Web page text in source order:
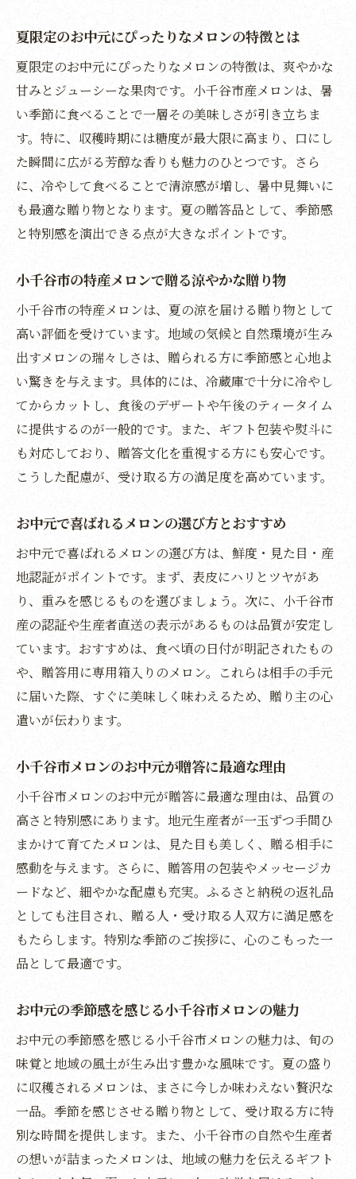
品とは
メロン以外のお中元に最適な小千谷市特産
品紹介
小千谷市の伝統と季節感が光るお中元ギフ
ト
小千谷市の人気メロンが涼やかな贈り物に
お中元で注目される小千谷市メロンの美味
しさ
小千谷市の人気メロンを贈るメリットと魅
夏のお中元に最適な小千谷市メロンの旬情
報
小千谷市メロンはお中元にどんな相手にも
喜ばれる
お中元ギフトに選ばれる小千谷市メロンの
秘密
地域限定メロンで贈るお中元の新定番
地元が誇る小千谷市のお中元特産品を知る
解説
小千谷市のお中元特産品で贈る喜びと感動
メロン以外にも注目！小千谷市のお中元名
品紹介
お中元選びで失敗しない小千谷市特産品の
選び方
小千谷のお土産ランキング上位のお中元特
産品
小千谷市特産のお菓子で差がつくお中元ギ
お中元選びなら小千谷市の旬の味で決まり
お中元は小千谷市の旬のメロンで夏を贈ろ
う
小千谷市ならではの旬のお中元特産品を紹
介
お中元に選ばれる小千谷市の季節限定商品
とは
小千谷市の旬の味覚で彩るお中元ギフト特
贈答に最適な小千谷市の旬のお中元ライン
ナップ
お中元で喜ばれる小千谷市の今が旬の味わ
い
新潟の高級感あるお中元として小千谷市産を
お中元にふさわしい小千谷市産高級メロン
の魅力
夏限定のお中元にぴったりなメロンの特徴とは
夏限定のお中元にぴったりなメロンの特徴は、爽やかな
甘みとジューシーな果肉です。小千谷市産メロンは、暑
い季節に食べることで一層その美味しさが引き立ちま
す。特に、収穫時期には糖度が最大限に高まり、口にし
た瞬間に広がる芳醇な香りも魅力のひとつです。さら
に、冷やして食べることで清涼感が増し、暑中見舞いに
も最適な贈り物となります。夏の贈答品として、季節感
と特別感を演出できる点が大きなポイントです。
小千谷市の特産メロンで贈る涼やかな贈り物
小千谷市の特産メロンは、夏の涼を届ける贈り物として
高い評価を受けています。地域の気候と自然環境が生み
出すメロンの瑞々しさは、贈られる方に季節感と心地よ
い驚きを与えます。具体的には、冷蔵庫で十分に冷やし
てからカットし、食後のデザートや午後のティータイム
に提供するのが一般的です。また、ギフト包装や熨斗に
も対応しており、贈答文化を重視する方にも安心です。
こうした配慮が、受け取る方の満足度を高めています。
お中元で喜ばれるメロンの選び方とおすすめ
お中元で喜ばれるメロンの選び方は、鮮度・見た目・産
地認証がポイントです。まず、表皮にハリとツヤがあ
り、重みを感じるものを選びましょう。次に、小千谷市
産の認証や生産者直送の表示があるものは品質が安定し
ています。おすすめは、食べ頃の日付が明記されたもの
や、贈答用に専用箱入りのメロン。これらは相手の手元
に届いた際、すぐに美味しく味わえるため、贈り主の心
遣いが伝わります。
小千谷市メロンのお中元が贈答に最適な理由
小千谷市メロンのお中元が贈答に最適な理由は、品質の
高さと特別感にあります。地元生産者が一玉ずつ手間ひ
まかけて育てたメロンは、見た目も美しく、贈る相手に
感動を与えます。さらに、贈答用の包装やメッセージカ
ードなど、細やかな配慮も充実。ふるさと納税の返礼品
としても注目され、贈る人・受け取る人双方に満足感を
もたらします。特別な季節のご挨拶に、心のこもった一
品として最適です。
お中元の季節感を感じる小千谷市メロンの魅力
お中元の季節感を感じる小千谷市メロンの魅力は、旬の
味覚と地域の風土が生み出す豊かな風味です。夏の盛り
に収穫されるメロンは、まさに今しか味わえない贅沢な
一品。季節を感じさせる贈り物として、受け取る方に特
別な時間を提供します。また、小千谷市の自然や生産者
の想いが詰まったメロンは、地域の魅力を伝えるギフト